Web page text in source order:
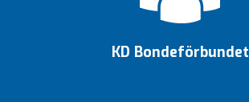
KD Bondeförbundet